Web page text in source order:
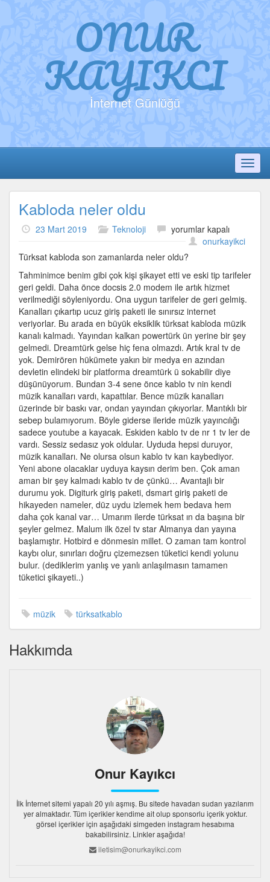
ONUR
KAYIKCI
İnternet Günlüğü
Kabloda neler oldu
23 Mart 2019 Teknoloji
Kabloda
neler
oldu
yorumlar kapalı
onurkayikci
Türksat kabloda son zamanlarda neler oldu?
Tahminimce benim gibi çok kişi şikayet etti ve eski tip tarifeler
geri geldi. Daha önce docsis 2.0 modem ile artık hizmet
verilmediği söyleniyordu. Ona uygun tarifeler de geri gelmiş.
Kanalları çıkartıp ucuz giriş paketi ile sınırsız internet
veriyorlar. Bu arada en büyük eksiklik türksat kabloda müzik
kanalı kalmadı. Yayından kalkan powertürk ün yerine bir şey
gelmedi. Dreamtürk gelse hiç fena olmazdı. Artık kral tv de
yok. Demirören hükümete yakın bir medya en azından
devletin elindeki bir platforma dreamtürk ü sokabilir diye
düşünüyorum. Bundan 3-4 sene önce kablo tv nin kendi
müzik kanalları vardı, kapattılar. Bence müzik kanalları
üzerinde bir baskı var, ondan yayından çıkıyorlar. Mantıklı bir
sebep bulamıyorum. Böyle giderse ileride müzik yayıncılığı
sadece youtube a kayacak. Eskiden kablo tv de nr 1 tv ler de
vardı. Sessiz sedasız yok oldular. Uyduda hepsi duruyor,
müzik kanalları. Ne olursa olsun kablo tv kan kaybediyor.
Yeni abone olacaklar uyduya kaysın derim ben. Çok aman
aman bir şey kalmadı kablo tv de çünkü… Avantajlı bir
durumu yok. Digiturk giriş paketi, dsmart giriş paketi de
hikayeden nameler, düz uydu izlemek hem bedava hem
daha çok kanal var… Umarım ilerde türksat ın da başına bir
şeyler gelmez. Malum ilk özel tv star Almanya dan yayına
başlamıştır. Hotbird e dönmesin millet. O zaman tam kontrol
kaybı olur, sınırları doğru çizemezsen tüketici kendi yolunu
bulur. (dediklerim yanlış ve yanlı anlaşılmasın tamamen
tüketici şikayeti..)
müzik türksatkablo
Hakkımda
Onur Kayıkcı
İlk İnternet sitemi yapalı 20 yılı aşmış. Bu sitede havadan sudan yazılarım
yer almaktadır. Tüm içerikler kendime ait olup sponsorlu içerik yoktur.
görsel içerikler için aşağıdaki simgeden instagram hesabıma
bakabilirsiniz. Linkler aşağıda!
iletisim@onurkayikci.com